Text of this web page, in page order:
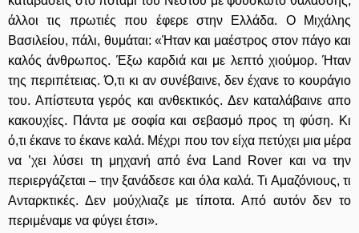
άλλοι τις πρωτιές που έφερε στην Ελλάδα. Ο Μιχάλης
Βασιλείου, πάλι, θυμάται: «Ήταν και μαέστρος στον πάγο και
καλός άνθρωπος. Έξω καρδιά και με λεπτό χιούμορ. Ήταν
της περιπέτειας. Ό,τι κι αν συνέβαινε, δεν έχανε το κουράγιο
του. Απίστευτα γερός και ανθεκτικός. Δεν καταλάβαινε απο
κακουχίες. Πάντα με σοφία και σεβασμό προς τη φύση. Κι
ό,τι έκανε το έκανε καλά. Μέχρι που τον είχα πετύχει μια μέρα
να ’χει λύσει τη μηχανή από ένα Land Rover και να την
περιεργάζεται – την ξανάδεσε και όλα καλά. Τι Αμαζόνιους, τι
Ανταρκτικές. Δεν μούχλιαζε με τίποτα. Από αυτόν δεν το
περιμέναμε να φύγει έτσι».